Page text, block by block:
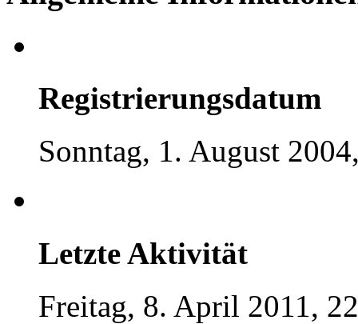
Registrierungsdatum
Sonntag, 1. August
Letzte Aktivität
Freitag, 8. April 2011,